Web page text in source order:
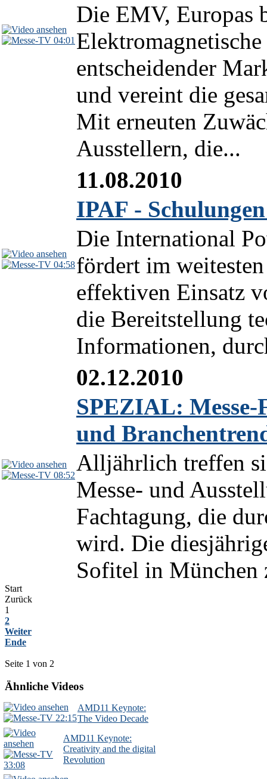
04:01
Die EMV, Europas
entscheidender
und vereint die
Mit erneuten
Ausstellern, die...
04:58
11.08.2010
IPAF -
Die International
fördert im
effektiven Einsatz
die Bereitstellung
Informationen,
08:52
02.12.2010
SPEZIAL: Messe-
und
Alljährlich treffen
Messe- und
Fachtagung, die
wird. Die
Sofitel in München
Start
Zurück
1
2
Weiter
Ende
Seite 1 von 2
Ähnliche Videos
22:15
AMD11 Keynote:
The Video Decade
33:08
AMD11 Keynote:
Creativity and the digital
Revolution